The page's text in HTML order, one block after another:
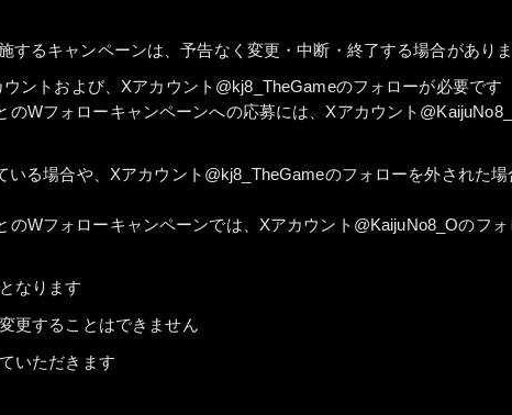
するキャンペーンは、予告なく変更・中断・終了する場合があり
ントおよび、Xアカウント@kj8_TheGameのフォローが必要です
のWフォローキャンペーンへの応募には、Xアカウント
いる場合や、Xアカウント@kj8_TheGameのフォローを外された
のWフォローキャンペーンでは、Xアカウント@KaijuNo8_Oのフォ
なります
更することはできません
いただきます